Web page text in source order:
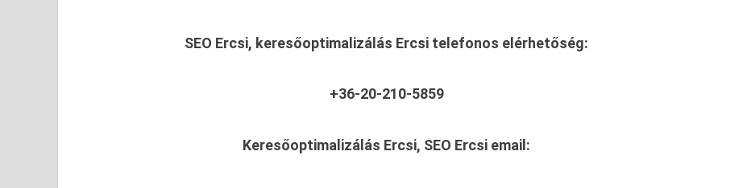
SEO Ercsi, keresőoptimalizálás Ercsi telefonos elérhetőség:
+36-20-210-5859
Keresőoptimalizálás Ercsi, SEO Ercsi email: